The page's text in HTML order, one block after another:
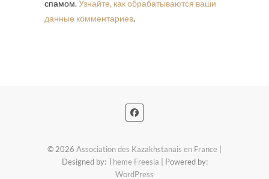
спамом.Узнайте, как обрабатываются ваши
данные комментариев.
© 2026 Association des Kazakhstanais en France
Designed by:Theme Freesia | Powered by:
WordPress